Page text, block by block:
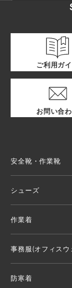
ご利用ガ
お問い合
安全靴・作業靴
シューズ
作業着
事務服(オフィスウ
防寒着